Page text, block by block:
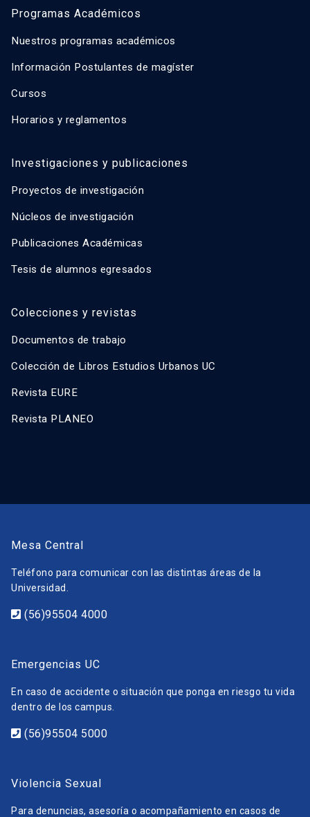
Programas Académicos
Nuestros programas académicos
Información Postulantes de magíster
Cursos
Horarios y reglamentos
Investigaciones y publicaciones
Proyectos de investigación
Núcleos de investigación
Publicaciones Académicas
Tesis de alumnos egresados
Colecciones y revistas
Documentos de trabajo
Colección de Libros Estudios Urbanos UC
Revista EURE
Revista PLANEO
Mesa Central
Teléfono para comunicar con las distintas áreas de la
Universidad.
(56)95504 4000
Emergencias UC
En caso de accidente o situación que ponga en riesgo tu vida
dentro de los campus.
(56)95504 5000
Violencia Sexual
Para denuncias, asesoría o acompañamiento en casos de